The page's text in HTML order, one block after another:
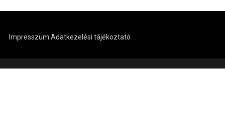
Impresszum Adatkezelési tájékoztató